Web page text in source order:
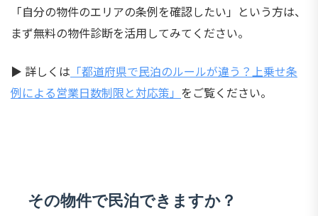
「自分の物件のエリアの条例を確認したい」という方は、
まず無料の物件診断を活用してみてください。
▶ 詳しくは 「都道府県で民泊のルールが違う？上乗せ条
例による営業日数制限と対応策」 をご覧ください。
その物件で民泊できますか？